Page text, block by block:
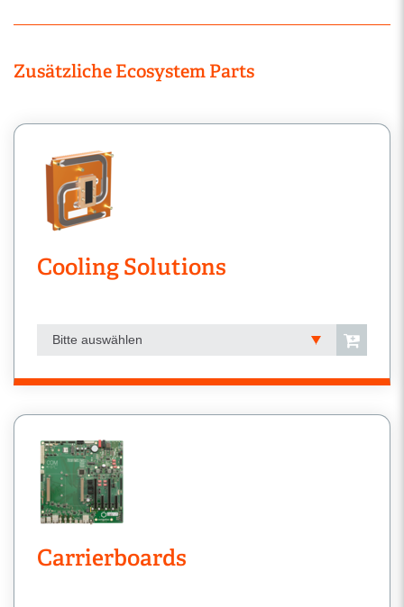
Zusätzliche Ecosystem Parts
Cooling Solutions
Bitte auswählen
Carrierboards